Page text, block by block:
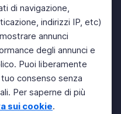
di navigazione,
indirizzi IP, etc)
annunci
degli annunci e
Puoi liberamente
consenso senza
Per saperne di più
sui cookie.